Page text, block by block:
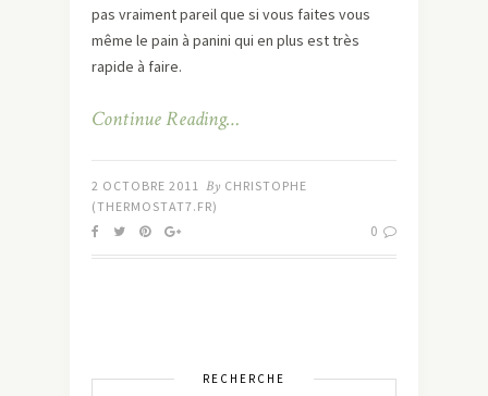
pas vraiment pareil que si vous faites vous
même le pain à panini qui en plus est très
rapide à faire.
Continue Reading…
2 OCTOBRE 2011 By CHRISTOPHE
(THERMOSTAT7.FR)
0
RECHERCHE